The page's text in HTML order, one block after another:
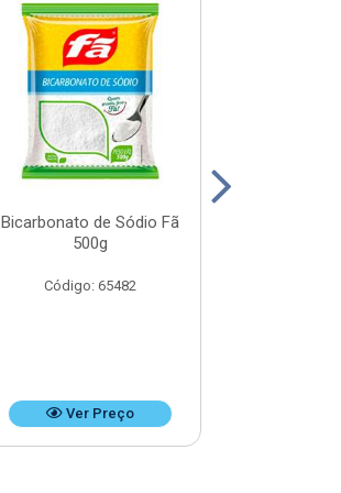
Bicarbonato de Sódio Fã
500g
Código: 65482
Ver Preço